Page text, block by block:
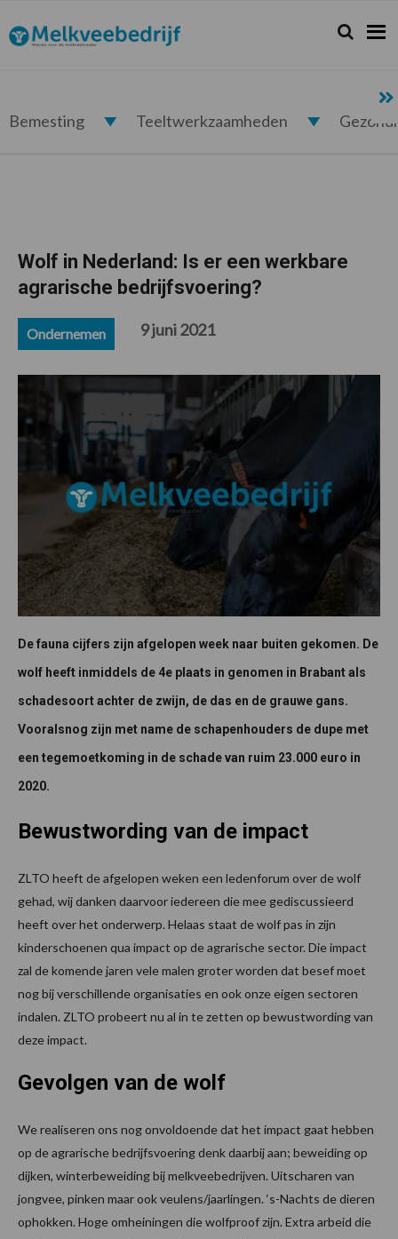
de
hoofdnavigatie
de
hoofd
de
eerste
de
voettekst
Melkveebedrijf.nl Zoeken...
Zoek
Bemesting Teeltwerkzaamheden
Wolf in Nederland: Is er een werkbare
agrarische bedrijfsvoering?
Ondernemen 9 juni 2021
De fauna cijfers zijn afgelopen week naar buiten gekomen. De
wolf heeft inmiddels de 4e plaats in genomen in Brabant als
schadesoort achter de zwijn, de das en de grauwe gans.
Vooralsnog zijn met name de schapenhouders de dupe met
een tegemoetkoming in de schade van ruim 23.000 euro in
2020.
Bewustwording van de impact
ZLTO heeft de afgelopen weken een ledenforum over de wolf
gehad, wij danken daarvoor iedereen die mee gediscussieerd
heeft over het onderwerp. Helaas staat de wolf pas in zijn
kinderschoenen qua impact op de agrarische sector. Die impact
zal de komende jaren vele malen groter worden dat besef moet
nog bij verschillende organisaties en ook onze eigen sectoren
indalen. ZLTO probeert nu al in te zetten op bewustwording van
deze impact.
Gevolgen van de wolf
We realiseren ons nog onvoldoende dat het impact gaat hebben
op de agrarische bedrijfsvoering denk daarbij aan; beweiding op
dijken, winterbeweiding bij melkveebedrijven. Uitscharen van
jongvee, pinken maar ook veulens/jaarlingen. ‘s-Nachts de dieren
ophokken. Hoge omheiningen die wolfproof zijn. Extra arbeid die